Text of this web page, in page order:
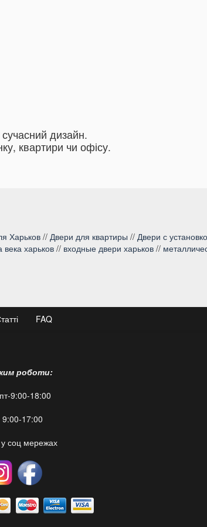
дизайн.
квартири чи офісу.
Харьков // Двери для квартиры // Двери с
века харьков // входные двери харьков //
FAQ
роботи:
9:00-18:00
17:00
соц мережах